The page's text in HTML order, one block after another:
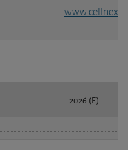
2026 (E)